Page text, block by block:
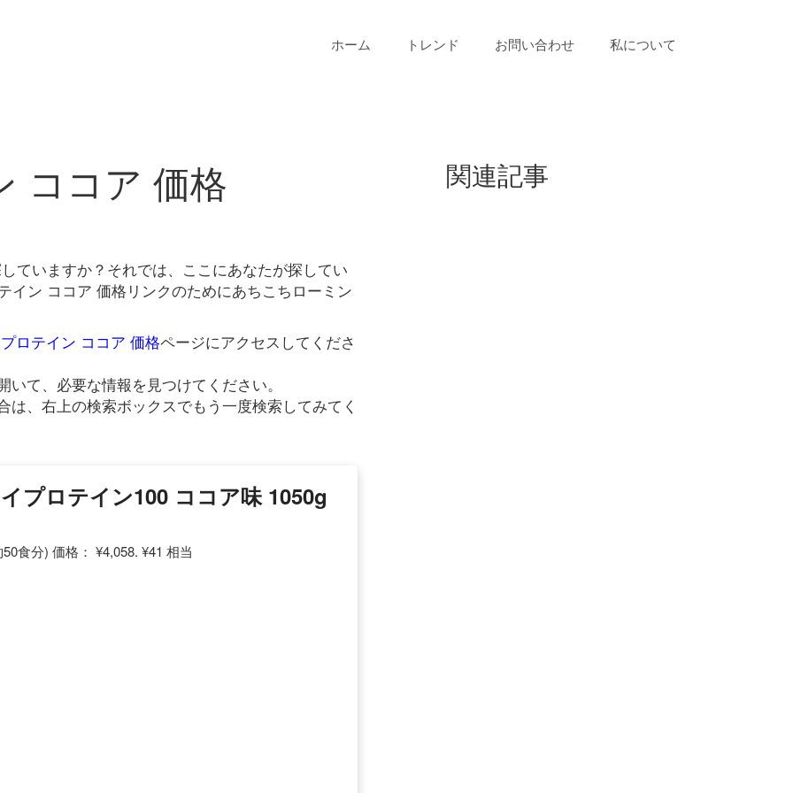
ホーム トレンド お問い合わせ 私について
ココア 価格
ていますか？それでは、ここにあなたが探してい
イン ココア 価格リンクのためにあちこちローミン
ロテイン ココア 価格ページにアクセスしてくださ
て、必要な情報を見つけてください。
は、右上の検索ボックスでもう一度検索してみてく
プロテイン100 ココア味 1050g
食分) 価格： ¥4,058. ¥41 相当
関連記事